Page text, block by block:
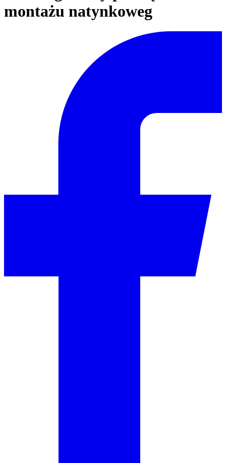
montażu natynkoweg